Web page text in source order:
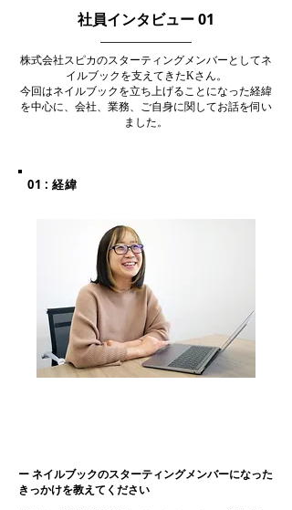
社員インタビュー 01​
株式会社スピカのスターティングメンバーとしてネ
イルブックを支えてきたKさん。
今回はネイルブックを立ち上げることになった経緯
を中心に、会社、業務、ご自身に関してお話を伺い
ました。
01 : 経緯
ー ネイルブックのスターティングメンバーになった
きっかけを教えてください